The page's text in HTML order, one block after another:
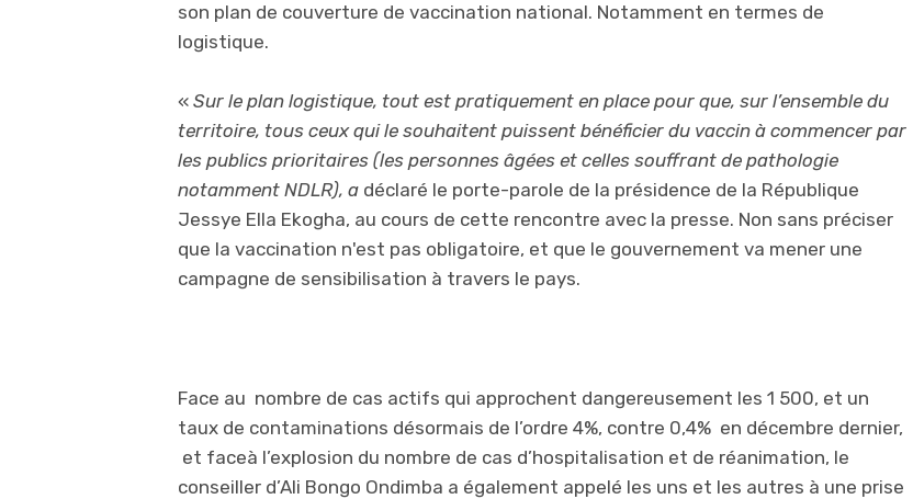
son plan de couverture de vaccination national. Notamment en termes de
logistique.
« Sur le plan logistique, tout est pratiquement en place pour que, sur l’ensemble du
territoire, tous ceux qui le souhaitent puissent bénéficier du vaccin à commencer par
les publics prioritaires (les personnes âgées et celles souffrant de pathologie
notamment NDLR), a déclaré le porte-parole de la présidence de la République
Jessye Ella Ekogha, au cours de cette rencontre avec la presse. Non sans préciser
que la vaccination n'est pas obligatoire, et que le gouvernement va mener une
campagne de sensibilisation à travers le pays.
Face au nombre de cas actifs qui approchent dangereusement les 1 500, et un
taux de contaminations désormais de l’ordre 4%, contre 0,4% en décembre dernier,
et faceà l’explosion du nombre de cas d’hospitalisation et de réanimation, le
conseiller d’Ali Bongo Ondimba a également appelé les uns et les autres à une prise